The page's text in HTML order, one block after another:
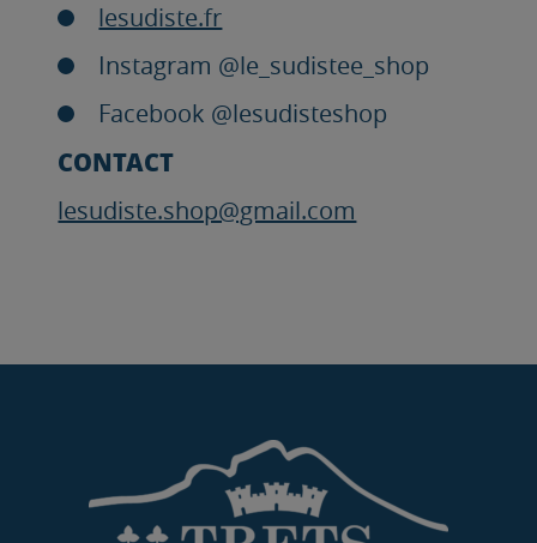
lesudiste.fr
Instagram @le_sudistee_shop
Facebook @lesudisteshop
CONTACT
lesudiste.shop@gmail.com